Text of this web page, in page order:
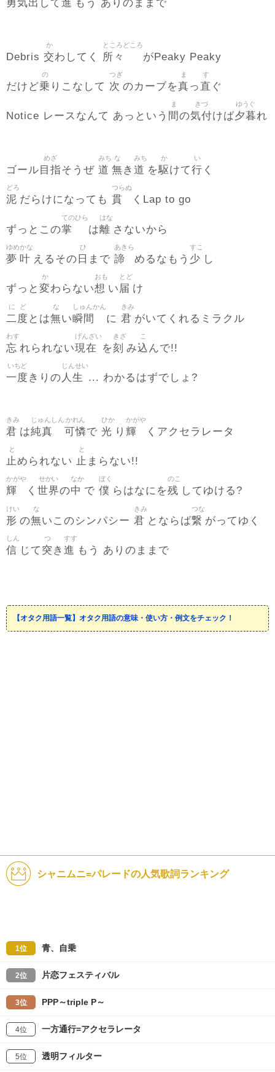
勇気出 して進 もう ありのままで
Debris 交
か
わしてく 所々
ところどころ
がPeaky Peaky
だけど乗
の
りこなして 次
つぎ
のカーブを真
ま
っ 直
す
ぐ
Notice レースなんて あっという 間
ま
の気付
きづ
けば夕暮
ゆうぐ
れ
ゴール 目指
めざ
そうぜ 道
みち
無
な
き 道
みち
を駆
か
けて行
い
く
泥
どろ
だらけになっても 貫
つらぬ
くLap to go
ずっとこの掌
てのひら
は離
はな
さないから
夢
ゆめ
叶
かな
えるその 日
ひ
まで 諦
あきら
めるなもう 少
すこ
し
ずっと 変
か
わらない想
おも
い 届
とど
け
二
に
度
ど
とは無
な
い瞬間
しゅんかん
に 君
きみ
がいてくれるミラクル
忘
わす
れられない現在
げんざい
を刻
きざ
み込
こ
んで!!
一度
いちど
きりの 人生
じんせい
... わかるはずでしょ?
君
きみ
は純真
じゅんしん
可憐
かれん
で 光
ひか
り 輝
かがや
くアクセラレータ
止
と
められない 止
と
まらない!!
輝
かがや
く 世界
せかい
の中
なか
で 僕
ぼく
らはなにを残
のこ
してゆける?
形
けい
の無
な
いこのシンパシー 君
きみ
とならば繋
つな
がってゆく
信
しん
じて 突
つ
き 進
すす
もう ありのままで
【オタク用語一覧】オタク用語の意味・使い方・例文をチェック！
シャニムニ=パレードの人気歌詞ランキング
1位 青、自乗
2位 片恋フェスティバル
3位 PPP～triple P～
4位 一方通行=アクセラレータ
5位 透明フィルター